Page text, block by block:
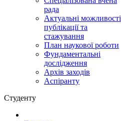
рада
Актуальні можливості
публікації та
стажування
План наукової роботи
Фундаментальні
дослідження
Архів заходів
Аспіранту
Студенту